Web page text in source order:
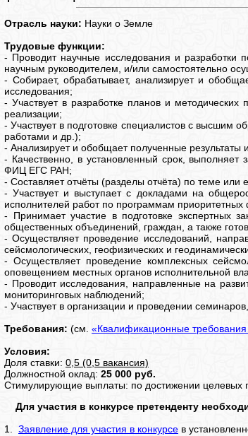
Отрасль науки: Науки о Земле
Трудовые функции:
- Проводит научные исследования и разработки
научным руководителем, и/или самостоятельно
- Собирает, обрабатывает, анализирует и
исследования;
- Участвует в разработке планов и
реализации;
- Участвует в подготовке специалистов с высшим
работами и др.);
- Анализирует и обобщает полученные результаты
- Качественно, в установленный срок, выполняет
ФИЦ ЕГС РАН;
- Составляет отчёты (разделы отчёта) по теме или
- Участвует и выступает с докладами на
исполнителей работ по программам
- Принимает участие в подготовке экспертных
общественных объединений, граждан, а также
- Осуществляет проведение исследований,
сейсмологических, геофизических и
- Осуществляет проведение комплексных
оповещением местных органов исполнительной
- Проводит исследования, направленные на
мониторинговых наблюдений;
- Участвует в организации и проведении
Требования: (см. «Квалификационные
Условия:
Доля ставки: 0,5 (0,5 вакансия)
Должностной оклад: 25 000 руб.
Стимулирующие выплаты: по достижении целевых
Для участия в конкурсе претенденту
1. Заявление для участия в конкурсе в